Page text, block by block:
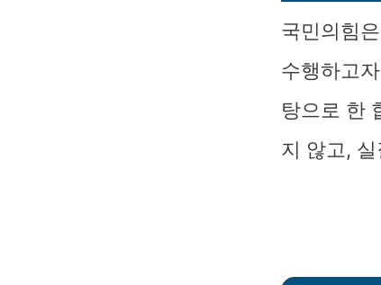
국민의힘
수행하고
탕으로 한
지 않고,